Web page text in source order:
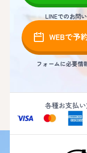
LINEでのお問
WEBで予
フォームに必要情
各種お支払